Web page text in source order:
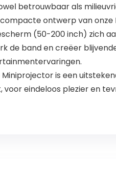
betrouwbaar als
compacte ontwerp van
(50-200 inch) zich
de band en creëer
Miniprojector is een
eindeloos plezier en